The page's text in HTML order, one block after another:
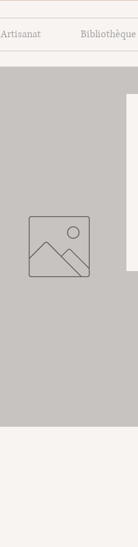
Artisanat Bibliothèque